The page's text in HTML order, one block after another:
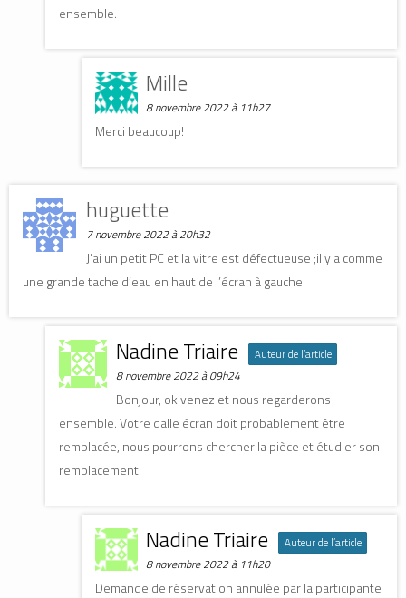
ensemble.
Mille
8 novembre 2022 à 11h27
Merci beaucoup!
huguette
7 novembre 2022 à 20h32
J’ai un petit PC et la vitre est défectueuse ;il y a comme
une grande tache d’eau en haut de l’écran à gauche
Nadine Triaire Auteur de l’article
8 novembre 2022 à 09h24
Bonjour, ok venez et nous regarderons
ensemble. Votre dalle écran doit probablement être
remplacée, nous pourrons chercher la pièce et étudier son
remplacement.
Nadine Triaire Auteur de l’article
8 novembre 2022 à 11h20
Demande de réservation annulée par la participante